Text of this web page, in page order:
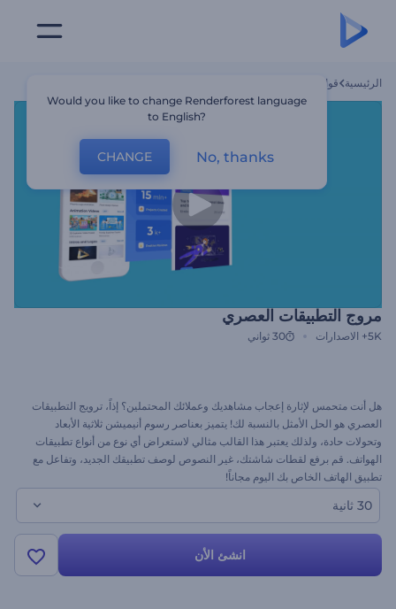
الرئيسية قوالب
مروج التطبيقات العصري
5K+ الاصدارات 30 ثواني
هل أنت متحمس لإثارة إعجاب مشاهديك وعملائك المحتملين؟ إذاً، ترويج التطبيقات
العصري هو الحل الأمثل بالنسبة لك! يتميز بعناصر رسوم أنيميشن ثلاثية الأبعاد
وتحولات حادة، ولذلك يعتبر هذا القالب مثالي لاستعراض أي نوع من أنواع تطبيقات
الهواتف. قم برفع لقطات شاشتك، غير النصوص لوصف تطبيقك الجديد، وتفاعل مع
تطبيق الهاتف الخاص بك اليوم مجاناً!
30 ثانية
انشئ الأن
Would you like to change Renderforest language
to English?
CHANGE No, thanks